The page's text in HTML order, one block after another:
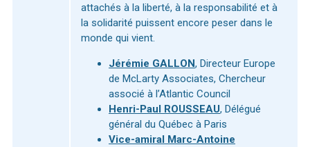
attachés à la liberté, à la responsabilité et à
la solidarité puissent encore peser dans le
monde qui vient.
Jérémie GALLON, Directeur Europe
de McLarty Associates, Chercheur
associé à l’Atlantic Council
Henri-Paul ROUSSEAU, Délégué
général du Québec à Paris
Vice-amiral Marc-Antoine